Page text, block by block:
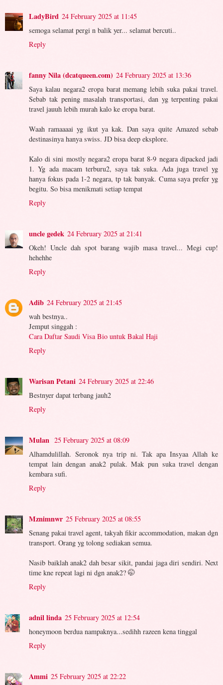
LadyBird 24 February 2025 at 11:45
semoga selamat pergi n balik yer... selamat bercuti..
Reply
fanny Nila (dcatqueen.com) 24 February 2025 at 13:36
Saya kalau negara2 eropa barat memang lebih suka pakai travel.
Sebab tak pening masalah transportasi, dan yg terpenting pakai
travel jauuh lebih murah kalo ke eropa barat.
Waah ramaaaai yg ikut ya kak. Dan saya quite Amazed sebab
destinasinya hanya swiss. JD bisa deep eksplore.
Kalo di sini mostly negara2 eropa barat 8-9 negara dipacked jadi
1. Yg ada macam terburu2, saya tak suka. Ada juga travel yg
hanya fokus pada 1-2 negara, tp tak banyak. Cuma saya prefer yg
begitu. So bisa menikmati setiap tempat
Reply
uncle gedek 24 February 2025 at 21:41
Okeh! Uncle dah spot barang wajib masa travel... Megi cup!
hehehhe
Reply
Adib 24 February 2025 at 21:45
wah bestnya..
Jemput singgah :
Cara Daftar Saudi Visa Bio untuk Bakal Haji
Reply
Warisan Petani 24 February 2025 at 22:46
Bestnyer dapat terbang jauh2
Reply
Mulan 25 February 2025 at 08:09
Alhamdulillah. Seronok nya trip ni. Tak apa Insyaa Allah ke
tempat lain dengan anak2 pulak. Mak pun suka travel dengan
kembara sufi.
Reply
Mznimnwr 25 February 2025 at 08:55
Senang pakai travel agent, takyah fikir accommodation, makan dgn
transport. Orang yg tolong sediakan semua.
Nasib baiklah anak2 dah besar sikit, pandai jaga diri sendiri. Next
time kne repeat lagi ni dgn anak2? 🤭
Reply
adnil linda 25 February 2025 at 12:54
honeymoon berdua nampaknya...sedihh razeen kena tinggal
Reply
Ammi 25 February 2025 at 22:22